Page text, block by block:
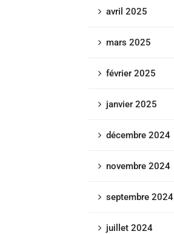
avril 2025
mars 2025
février 2025
janvier 2025
décembre 2024
novembre 2024
septembre 2024
juillet 2024